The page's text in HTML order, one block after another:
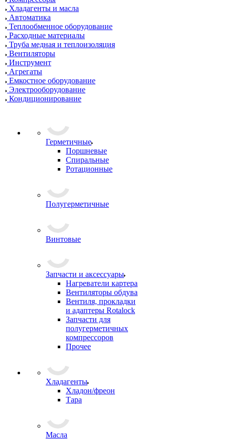
Хладагенты и масла
Автоматика
Теплообменное оборудование
Расходные материалы
Труба медная и теплоизоляция
Вентиляторы
Инструмент
Агрегаты
Емкостное оборудование
Электрооборудование
Кондиционирование
Герметичные
Поршневые
Спиральные
Ротационные
Полугерметичные
Винтовые
Запчасти и аксессуары
Нагреватели картера
Вентиляторы обдува
Вентиля, прокладки
и адаптеры Rotalock
Запчасти для
полугерметичных
компрессоров
Прочее
Хладагенты
Хладон/фреон
Тара
Масла